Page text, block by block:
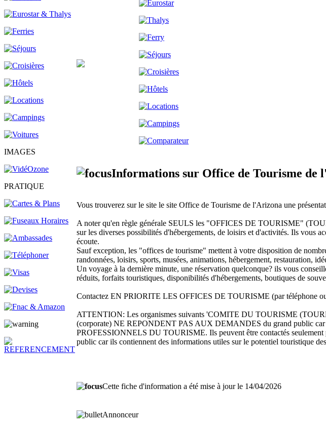
IMAGES
PRATIQUE
Informations sur Office de Tourisme de
Vous trouverez sur le site le site Office de Tourisme de l'Arizona une
A noter qu'en règle générale SEULS les "OFFICES DE TOURISME"
sur les diverses possibilités d'hébergements, de loisirs et d'activités. Ils vous
écoute.
Sauf exception, les "offices de tourisme" mettent à votre disposition de
randonnées, loisirs, sports, musées, animations, hébergement, restauration,
Un voyage à la dernière minute, une réservation quelconque? ils vous
réduits, forfaits touristiques, disponibilités d'hébergements, boutiques de
Contactez EN PRIORITE LES OFFICES DE TOURISME (par téléphone
ATTENTION: Les organismes suivants 'COMITE DU TOURISME
(corporate) NE REPONDENT PAS AUX DEMANDES du grand public
PROFESSIONNELS DU TOURISME. Ils peuvent être contactés seulement
public car ils contiennent des informations utiles sur le potentiel touristique
Cette fiche d'information a été mise à jour le 14/04/2026
Annonceur